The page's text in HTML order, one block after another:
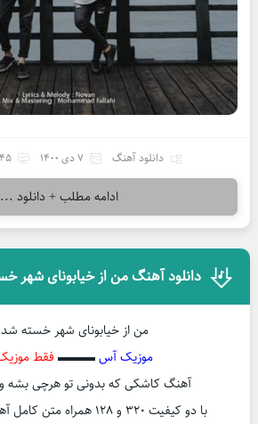
دانلود آهنگ 7 دی 1400
ادامه مطلب + دانلود ...
دانلود آهنگ من از خیابونای شهر
من از خیابونای شهر خسته
موزیک آس▬▬▬ فقط
آهنگ کاشکی که بدونی تو هرچی بشه
با دو کیفیت ۳۲۰ و ۱۲۸ همراه متن کامل آهنگ در موزیک آس